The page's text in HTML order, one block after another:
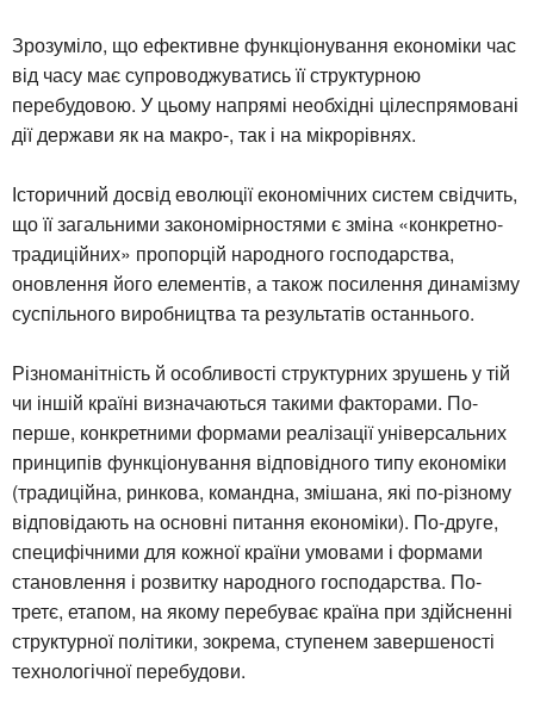
Зрозуміло, що ефективне функціонування економіки час
від часу має супроводжуватись її структурною
перебудовою. У цьому напрямі необхідні цілеспрямовані
дії держави як на макро-, так і на мікрорівнях.
Історичний досвід еволюції економічних систем свідчить,
що її загальними закономірностями є зміна «конкретно-
традиційних» пропорцій народного господарства,
оновлення його елементів, а також посилення динамізму
суспільного виробництва та результатів останнього.
Різноманітність й особливості структурних зрушень у тій
чи іншій країні визначаються такими факторами. По-
перше, конкретними формами реалізації універсальних
принципів функціонування відповідного типу економіки
(традиційна, ринкова, командна, змішана, які по-різному
відповідають на основні питання економіки). По-друге,
специфічними для кожної країни умовами і формами
становлення і розвитку народного господарства. По-
третє, етапом, на якому перебуває країна при здійсненні
структурної політики, зокрема, ступенем завершеності
технологічної перебудови.